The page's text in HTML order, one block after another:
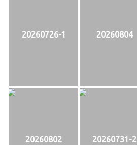
20260726-1 20260804
20260802 20260731-2